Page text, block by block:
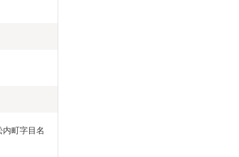
町字目名